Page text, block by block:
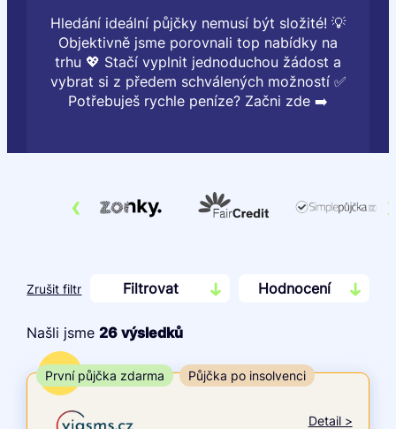
Hledání ideální půjčky nemusí být složité! 💡
Objektivně jsme porovnali top nabídky na
trhu 💖 Stačí vyplnit jednoduchou žádost a
vybrat si z předem schválených možností ✅
Potřebuješ rychle peníze? Začni zde ➡️
‹ ›
Zrušit filtr Filtrovat Hodnocení
Cena
Od
Našli jsme26 výsledků
TOP
První půjčka zdarma Půjčka po insolvenci
Detail >